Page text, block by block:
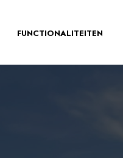
FUNCTIONALITEITEN